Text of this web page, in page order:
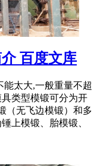
百度文库
太大,一般重量不超
类型模锻可分为开
（无飞边模锻）和多
上模锻、胎模锻、